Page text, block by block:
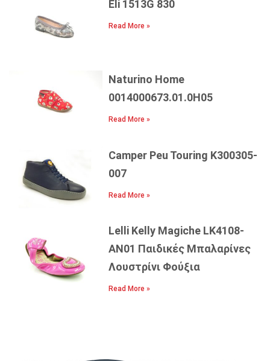
Eli 1513G 830
Read More »
Naturino Home
0014000673.01.0H05
Read More »
Camper Peu Touring K300305-
007
Read More »
Lelli Kelly Magiche LK4108-
AN01 Παιδικές Μπαλαρίνες
Λουστρίνι Φούξια
Read More »